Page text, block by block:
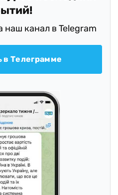
наш канал в Telegram
в Телеграмме